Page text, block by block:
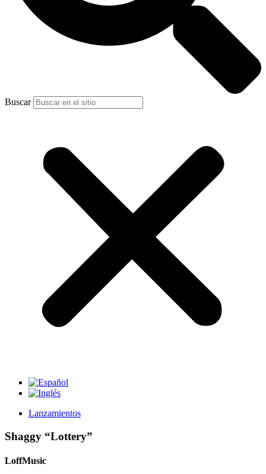
Buscar
Lanzamientos
Shaggy “Lottery”
LoffMusic